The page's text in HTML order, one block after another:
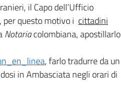
il Capo dell’Ufficio
questo motivo i cittadini
Notariacolombiana, apostillarlo
, farlo tradurre da un
in Ambasciata negli orari di